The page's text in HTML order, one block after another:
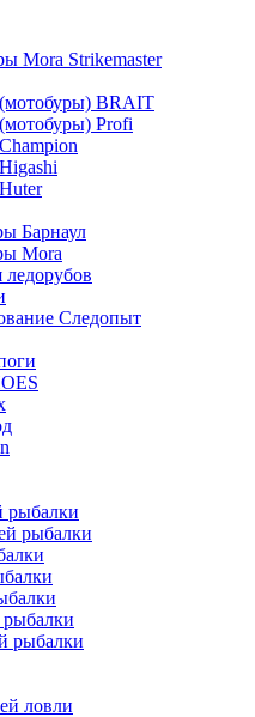
Mora Strikemaster
BRAIT
Profi
Барнаул
Mora
ледорубов
Следопыт
рыбалки
рыбалки
рыбалки
ловли